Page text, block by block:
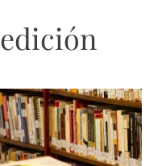
edición